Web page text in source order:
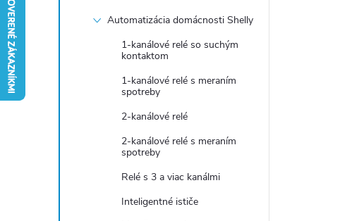
Automatizácia domácnosti Shelly
1-kanálové relé so suchým
kontaktom
1-kanálové relé s meraním
spotreby
2-kanálové relé
2-kanálové relé s meraním
spotreby
Relé s 3 a viac kanálmi
Inteligentné ističe